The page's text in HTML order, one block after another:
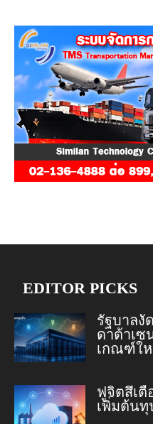
EDITOR PICKS
รัฐบาลงั
ดาต้าเซ
เกณฑ์ใ
ฟูจิตสึเตื
เพิ่มต้น